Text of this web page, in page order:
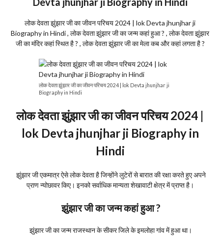
लोक देवता झुंझार जी का जीवन परिचय 2024 | lok Devta jhunjhar ji
Biography in Hindi , लोक देवता झुंझार जी का जन्म कहां हुआ ? , लोक देवता झुंझार
जी का मंदिर कहां स्थित है ? , लोक देवता झुंझार जी का मेला कब और कहां लगता है ?
लोक देवता झुंझार जी का जीवन परिचय 2024 | lok Devta jhunjhar ji
Biography in Hindi
लोक देवता झुंझार जी का जीवन परिचय 2024 |
lok Devta jhunjhar ji Biography in
Hindi
झुंझार जी एकमात्र ऐसे लोक देवता है जिन्होंने लुटेरों से बारात की रक्षा करते हुए अपने
प्राण न्योछावर किए। इनको सर्वाधिक मान्यता शेखावाटी क्षेत्र में प्राप्त है।
झुंझार जी का जन्म कहां हुआ ?
झुंझार जी का जन्म राजस्थान के सीकर जिले के इमलोहा गांव में हुआ था।